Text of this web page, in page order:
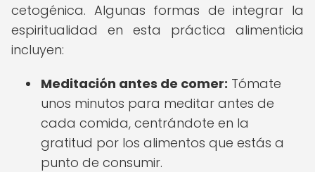
cetogénica. Algunas formas de integrar la
espiritualidad en esta práctica alimenticia
incluyen:
Meditación antes de comer: Tómate
unos minutos para meditar antes de
cada comida, centrándote en la
gratitud por los alimentos que estás a
punto de consumir.